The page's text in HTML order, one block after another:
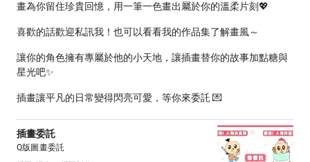
畫為你留住珍貴回憶，用一筆一色畫出屬於你的溫柔片刻💖
喜歡的話歡迎私訊我！也可以看看我的作品集了解畫風～
讓你的角色擁有專屬於他的小天地，讓插畫替你的故事加點糖與
星光吧✨
插畫讓平凡的日常變得閃亮可愛，等你來委託 💌
插畫委託
Q版圖畫委託